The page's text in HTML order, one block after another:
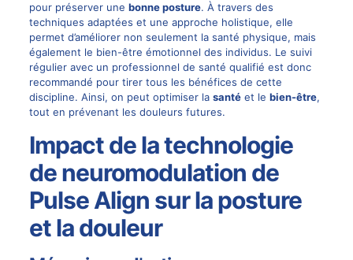
pour préserver une bonne posture. À travers des
techniques adaptées et une approche holistique, elle
permet d’améliorer non seulement la santé physique, mais
également le bien-être émotionnel des individus. Le suivi
régulier avec un professionnel de santé qualifié est donc
recommandé pour tirer tous les bénéfices de cette
discipline. Ainsi, on peut optimiser la santéet le bien-être,
tout en prévenant les douleurs futures.
Impact de la technologie
de neuromodulation de
Pulse Align sur la posture
et la douleur